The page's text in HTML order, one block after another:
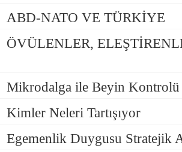
ABD-NATO VE TÜRKİYE
ÖVÜLENLER,
Mikrodalga ile Beyin Kontrolü
Kimler Neleri Tartışıyor
Egemenlik Duygusu Stratejik